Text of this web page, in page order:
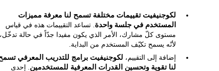
لكوجنيفيت تقييمات مختلفة تسمح لنا معرفة مميزات
المستخدم في جلسة واحدة . تساعد التقييمات هذه في قياس
مستوى كلّ مشارك، الأمر الذي يكون مفيدا جدّاً في حالة تدخّل،
لأنّه يسمح تكيّف المستخدم من البداية.
إضافة إلى التقييم، لكوجنيفيت برامج للتدريب المعرفي
لنا تقوية وتحسين القدرات المعرفية للمستخدمين . إحدى